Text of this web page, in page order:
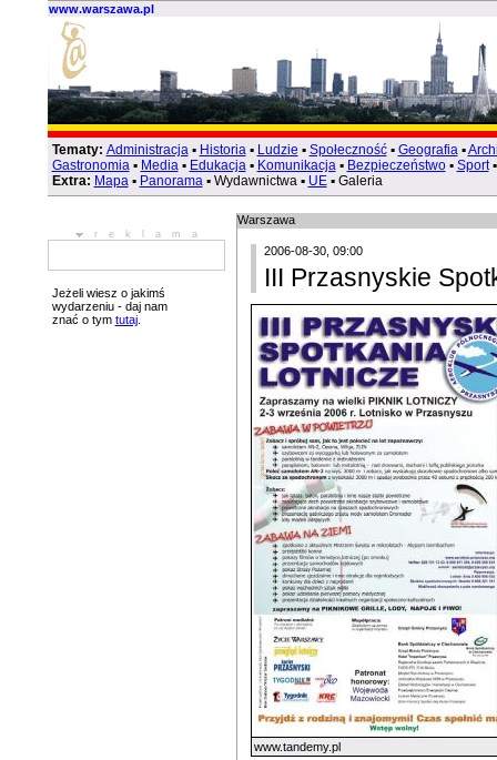
www.warszawa.pl
Tematy: Administracja▪ Historia▪ Ludzie ▪ Społeczność▪ Geografia▪
Gastronomia▪ Media▪ Edukacja▪ Komunikacja▪ Bezpieczeństwo▪ Sport
Extra: Mapa▪ Panorama▪ Wydawnictwa ▪ UE▪ Galeria
Warszawa
reklama
Jeżeli wiesz o jakimś
wydarzeniu - daj nam
znać o tym tutaj.
2006-08-30, 09:00
III Przasnyskie
www.tandemy.pl